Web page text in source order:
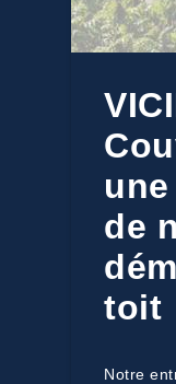
de
toit
Notre